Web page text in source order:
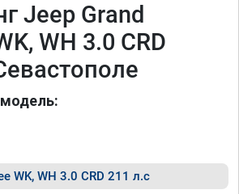
Jeep Grand
WH 3.0 CRD
WK, WH 3.0 CRD 211 л.с